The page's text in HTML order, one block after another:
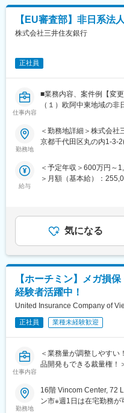
ファイナンスサービス企
にも積極展開中です。
変更の範囲：会社の定め
※出向先情報
・企業名：MS＆ADイン
株式会社
・住所：東京都千代田区
■職場紹介
海外管理部は、2010年
事業管理モニタリンググ
比は7：3で、30代～50
中途入社者の割合は約
員、事業会社の管理部門
す。
グ・検証業務からスター
況を把握しながら、業務
段階的に担当範囲を広げ
ンスや経営管理の考え方
との連携を主導していた
ングにとどまらず、経
の活躍を期待しています。
変更の範囲：会社の定め
【EU審査部】非日系法
株式会社三井住友銀行
正社員
仕事内容
■業務内容、案件例【変
（１）欧阿中東地域の
・取引拠点の信用リス
・顧客の信用リスク区分
（２）欧阿中東地域にお
信管理に関する企画立案
■想定されるキャリアパス
・審査部で審査役として
者となり、ニューヨーク
査部に異動し、更なるス
・審査スキルを活かして
信管理業務に携わる
勤務地
＜勤務地詳細＞株式会社
京都千代田区丸の内1-3-
喫煙対策：屋内全面禁煙
給与
＜予定年収＞600万円～
＞月額（基本給）：
あり、選考を通じて上
手当を含めた表記です。
気になる
【ホーチミン】メガ損
経験者活躍中！
United Insurance Company of
正社員 業種未経験歓迎
仕事内容
＜業務量が調整しやすい
品開発もできる裁量権！
日系企業向けの損害保険
当いただきます。
勤務地
16階 Vincom Center, 72
ン市※週1日は在宅勤務が